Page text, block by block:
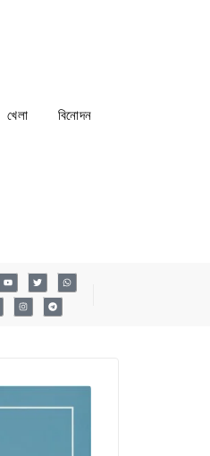
খেলা
বিনোদন
ডিস্ট্রিক্ট ৩১৫এ৩ বাংলাদেশের ৬ষ্ঠ বার্ষিক